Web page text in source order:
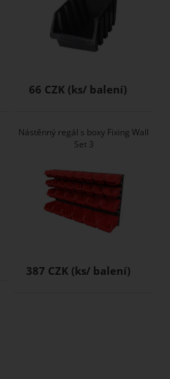
66 CZK
Nástěnný regál s boxy Fixing Wall
Set 3
387 CZK